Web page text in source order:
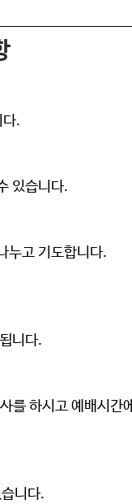
다.
있습니다.
누고 기도합니다.
니다.
를 하시고 예배시간에
니다.